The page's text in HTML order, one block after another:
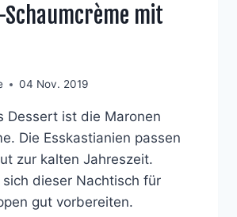
mit
04 Nov. 2019
Dessert ist die Maronen
Die Esskastianien passen
zur kalten Jahreszeit.
dieser Nachtisch für
gut vorbereiten.